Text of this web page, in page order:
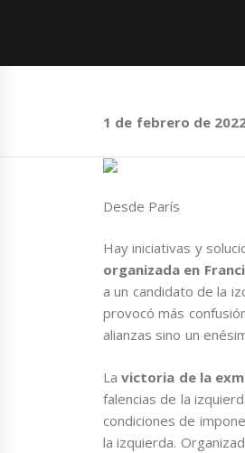
1 de febrero de
Desde París
Hay iniciativas y
organizada en
a un candidato de la
provocó más
alianzas sino un
La victoria de la
falencias de la
condiciones de
la izquierda.